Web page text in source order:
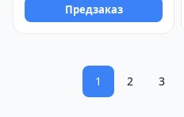
Предзаказ
1 2 3